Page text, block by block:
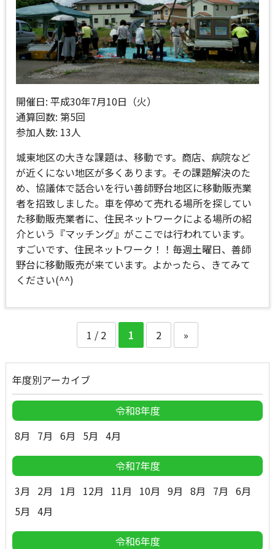
開催日: 平成30年7月10日（火）
通算回数: 第5回
参加人数: 13人
城東地区の大きな課題は、移動です。商店、病院など
が近くにない地区が多くあります。その課題解決のた
め、協議体で話合いを行い善師野台地区に移動販売業
者を招致しました。車を停めて売れる場所を探してい
た移動販売業者に、住民ネットワークによる場所の紹
介という『マッチング』がここでは行われています。
すごいです、住民ネットワーク！！毎週土曜日、善師
野台に移動販売が来ています。よかったら、きてみて
ください(^^)
1 / 2 1 2 »
年度別アーカイブ
令和8年度
8月
7月 6月 5月 4月
令和7年度
3月
2月 1月 12月 11月 10月 9月 8月 7月 6月
5月 4月
令和6年度